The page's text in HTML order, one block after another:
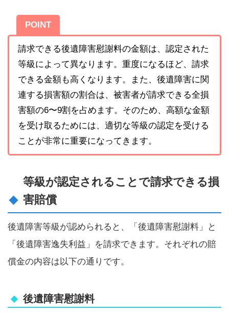
POINT
請求できる後遺障害慰謝料の金額は、認定された
等級によって異なります。重度になるほど、請求
できる金額も高くなります。また、後遺障害に関
連する損害額の割合は、被害者が請求できる全損
害額の6〜9割を占めます。そのため、高額な金額
を受け取るためには、適切な等級の認定を受ける
ことが非常に重要になってきます。
等級が認定されることで請求できる損
害賠償
後遺障害等級が認められると、「後遺障害慰謝料」と
「後遺障害逸失利益」を請求できます。それぞれの賠
償金の内容は以下の通りです。
後遺障害慰謝料